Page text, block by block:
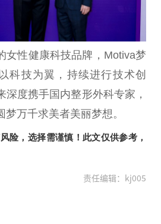
女性健康科技品牌，Motiva梦
科技为翼，持续进行技术创
深度携手国内整形外科专家，
万千求美者美丽梦想。
险，选择需谨慎！此文仅供参考，
责任编辑：kj005